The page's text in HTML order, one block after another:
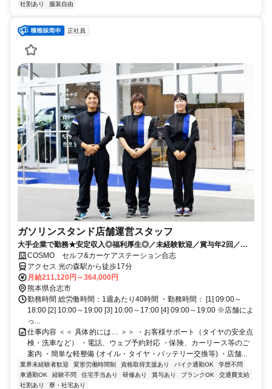
社割あり
服装自由
正社員
ガソリンスタンド店舗運営スタッフ
大手企業で勤務★安定収入◎福利厚生◎／未経験歓迎／賞与年2回／月9
～12日休み+休暇制度も充実◎／サービス残業無し
COSMO セルフ&カーケアステーション合志
アクセス 光の森駅から徒歩17分
月給211,120円～364,000円
熊本県合志市
勤務時間 総労働時間：1週あたり40時間 ・勤務時間： [1] 09:00～
18:00 [2] 10:00～19:00 [3] 10:00～17:00 [4] 09:00～19:00 ※店舗によ
っ...
仕事内容 ＜＜ 具体的には… ＞＞ ・お客様サポート（タイヤの安全点
検・洗車など） ・電話、ウェブ予約対応 ・保険、カーリース等のご
案内 ・簡単な軽整備 (オイル・タイヤ・バッテリー交換等) ・店舗...
業界未経験者歓迎 変形労働時間制 資格取得支援あり バイク通勤OK
学歴不問
車通勤OK
経験不問 住宅手当あり 研修あり 賞与あり ブランクOK
交通費支給
社割あり
寮・社宅あり